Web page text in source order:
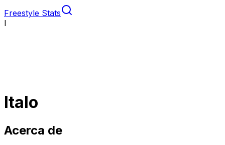
Freestyle Stats
I
Italo
Acerca de